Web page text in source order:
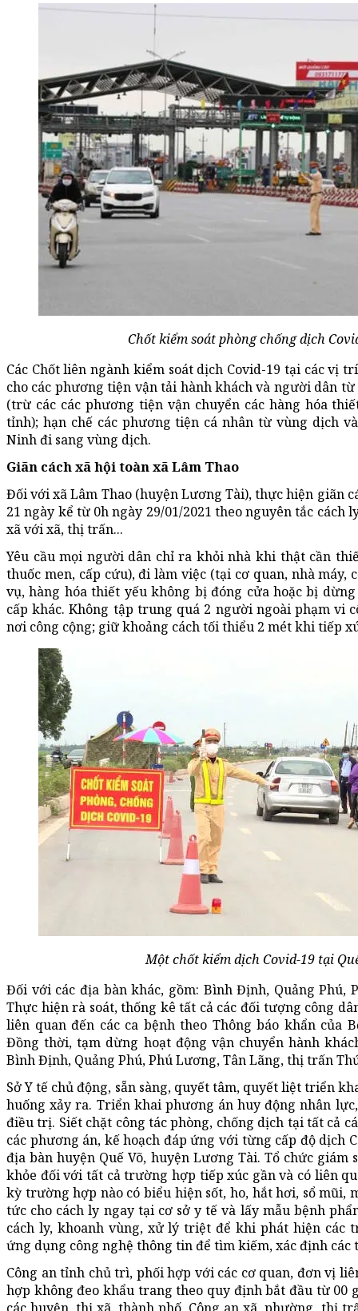
Chốt kiểm soát phòng chống dịch
Các Chốt liên ngành kiểm soát dịch Covid-19 tại các vị
cho các phương tiện vận tải hành khách và người dân
(trừ các các phương tiện vận chuyển các hàng hóa
tỉnh); hạn chế các phương tiện cá nhân từ vùng dịch
Ninh đi sang vùng dịch.
Giãn cách xã hội toàn xã Lâm Thao
Đối với xã Lâm Thao (huyện Lương Tài), thực hiện giãn
21 ngày kể từ 0h ngày 29/01/2021 theo nguyên tắc
xã với xã, thị trấn...
Yêu cầu mọi người dân chỉ ra khỏi nhà khi thật cần
thuốc men, cấp cứu), đi làm việc (tại cơ quan, nhà máy,
vụ, hàng hóa thiết yếu không bị đóng cửa hoặc bị
cấp khác. Không tập trung quá 2 người ngoài phạm vi
nơi công cộng; giữ khoảng cách tối thiểu 2 mét khi tiếp
Một chốt kiểm dịch Covid-19 tại
Đối với các địa bàn khác, gồm: Bình Định, Quảng Phú,
Thực hiện rà soát, thống kê tất cả các đối tượng công
liên quan đến các ca bệnh theo Thông báo khẩn của
Đồng thời, tạm dừng hoạt động vận chuyển hành
Bình Định, Quảng Phú, Phú Lương, Tân Lãng, thị trấn
Sở Y tế chủ động, sẵn sàng, quyết tâm, quyết liệt triển
huống xảy ra. Triển khai phương án huy động nhân
điều trị. Siết chặt công tác phòng, chống dịch tại tất cả
các phương án, kế hoạch đáp ứng với từng cấp độ dịch
địa bàn huyện Quế Võ, huyện Lương Tài. Tổ chức
khỏe đối với tất cả trường hợp tiếp xúc gần và có liên
kỳ trường hợp nào có biểu hiện sốt, ho, hắt hơi, sổ mũi,
tức cho cách ly ngay tại cơ sở y tế và lấy mẫu bệnh
cách ly, khoanh vùng, xử lý triệt để khi phát hiện các
ứng dụng công nghệ thông tin để tìm kiếm, xác định
Công an tỉnh chủ trì, phối hợp với các cơ quan, đơn vị
hợp không đeo khẩu trang theo quy định bắt đầu từ 00